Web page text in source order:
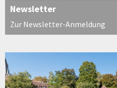
Newsletter
Zur Newsletter-Anmeldung